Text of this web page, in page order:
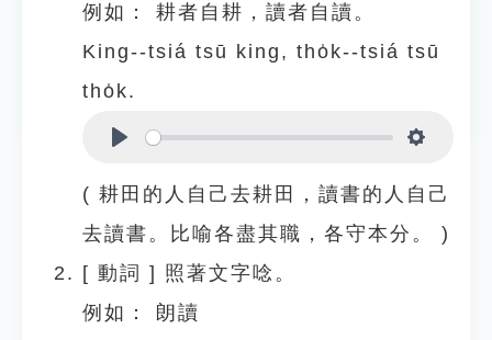
例如：
耕者自耕，讀者自讀。
King--tsiá tsū king, tho̍k--tsiá tsū
tho̍k.
( 耕田的人自己去耕田，讀書的人自己
去讀書。比喻各盡其職，各守本分。 )
[ 動詞 ] 照著文字唸。
例如：
朗讀